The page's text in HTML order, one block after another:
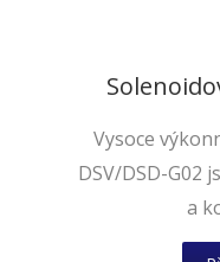
Vysoce
DSV/DSD-G02
a